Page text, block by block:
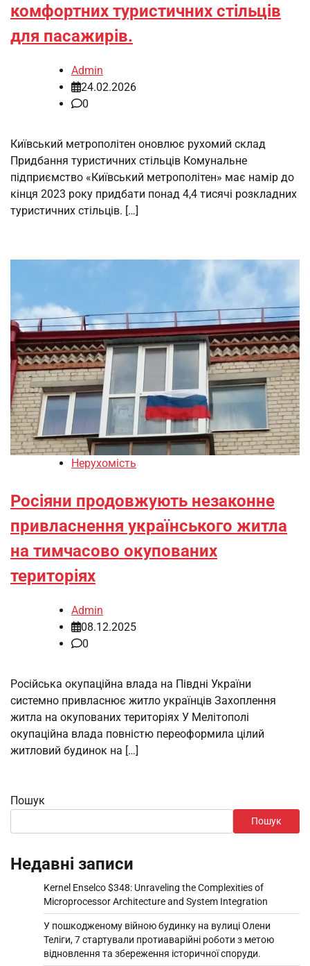
комфортних туристичних стільців
для пасажирів.
Admin
24.02.2026
0
Київський метрополітен оновлює рухомий склад
Придбання туристичних стільців Комунальне
підприємство «Київський метрополітен» має намір до
кінця 2023 року придбати понад 4,4 тисячі розкладних
туристичних стільців. […]
Нерухомість
Росіяни продовжують незаконне
привласнення українського житла
на тимчасово окупованих
територіях
Admin
08.12.2025
0
Російська окупаційна влада на Півдні України
системно привласнює житло українців Захоплення
житла на окупованих територіях У Мелітополі
окупаційна влада повністю переоформила цілий
житловий будинок на […]
Пошук
Пошук
Недавні записи
Kernel Enselco $348: Unraveling the Complexities of
Microprocessor Architecture and System Integration
У пошкодженому війною будинку на вулиці Олени
Теліги, 7 стартували протиаварійні роботи з метою
відновлення та збереження історичної споруди.